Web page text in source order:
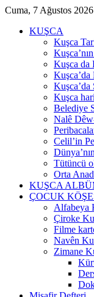
Cuma, 7 Ağustos 2026
KUŞCA
Kuşca
Kuşca da
Kuşca
Belediye
Nalê
Celil’in
Tütüncü
Orta
KUŞCA
ÇOCUK
Alfabeya
Çiroke
Filme
Navên
Zimane